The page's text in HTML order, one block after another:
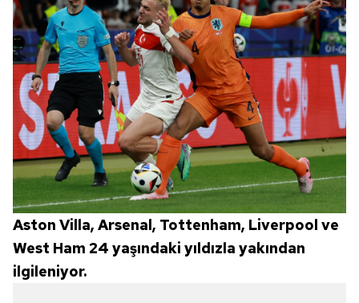
Aston Villa, Arsenal, Tottenham, Liverpool ve
West Ham 24 yaşındaki yıldızla yakından
ilgileniyor.